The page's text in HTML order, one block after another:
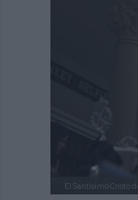
El Santísimo Cristo